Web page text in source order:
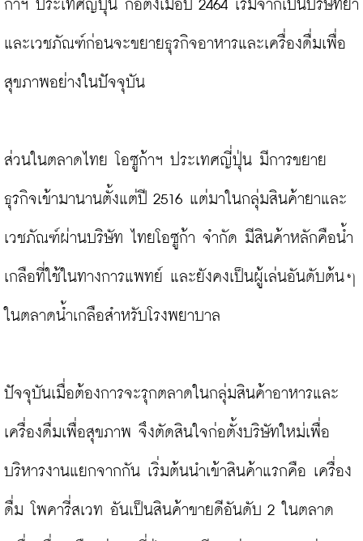
ก้าฯ ประเทศญี่ปุ่น ก่อตั้งเมื่อปี 2464 เริ่มจากเป็นบริษัทยา
และเวชภัณฑ์ก่อนจะขยายธุรกิจอาหารและเครื่องดื่มเพื่อ
สุขภาพอย่างในปัจจุบัน
ส่วนในตลาดไทย โอซูก้าฯ ประเทศญี่ปุ่น มีการขยาย
ธุรกิจเข้ามานานตั้งแต่ปี 2516 แต่มาในกลุ่มสินค้ายาและ
เวชภัณฑ์ผ่านบริษัท ไทยโอซูก้า จำกัด มีสินค้าหลักคือน้ำ
เกลือที่ใช้ในทางการแพทย์ และยังคงเป็นผู้เล่นอันดับต้นๆ
ในตลาดน้ำเกลือสำหรับโรงพยาบาล
ปัจจุบันเมื่อต้องการจะรุกตลาดในกลุ่มสินค้าอาหารและ
เครื่องดื่มเพื่อสุขภาพ จึงตัดสินใจก่อตั้งบริษัทใหม่เพื่อ
บริหารงานแยกจากกัน เริ่มต้นนำเข้าสินค้าแรกคือ เครื่อง
ดื่ม โพคารี่สเวท อันเป็นสินค้าขายดีอันดับ 2 ในตลาด